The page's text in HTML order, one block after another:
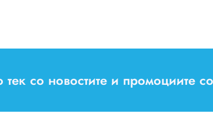
тек со новостите и промоциите